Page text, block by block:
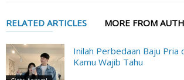
RELATED ARTICLES MORE FROM
Inilah Perbedaan Baju Pria
Kamu Wajib Tahu